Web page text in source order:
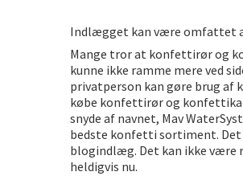
Sjove
Indlægget kan være omfattet
Mange tror at konfettirør og
kunne ikke ramme mere ved
privatperson kan gøre brug
købe konfettirør og
snyde af navnet, Mav
bedste konfetti sortiment. Det
blogindlæg. Det kan ikke være
heldigvis nu.